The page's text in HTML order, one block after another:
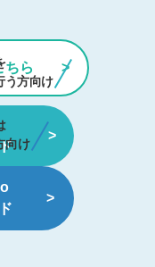
ちら
う方向け
向け